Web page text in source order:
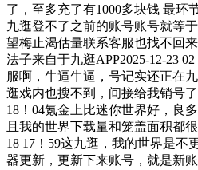
了，至多充了有1000多块钱 最环
九逛登不了之前的账号账号就等
望梅止渴估量联系客服也找不回
法子来自于九逛APP2025-12-23
服啊，牛逼牛逼，号记实还正在
逛戏内也搜不到，间接给我销号
18！04氪金上比迷你世界好，良
且我的世界下载量和笼盖面积都
18 17！59这九逛，我的世界是不
器更新，更新下来账号，就是新